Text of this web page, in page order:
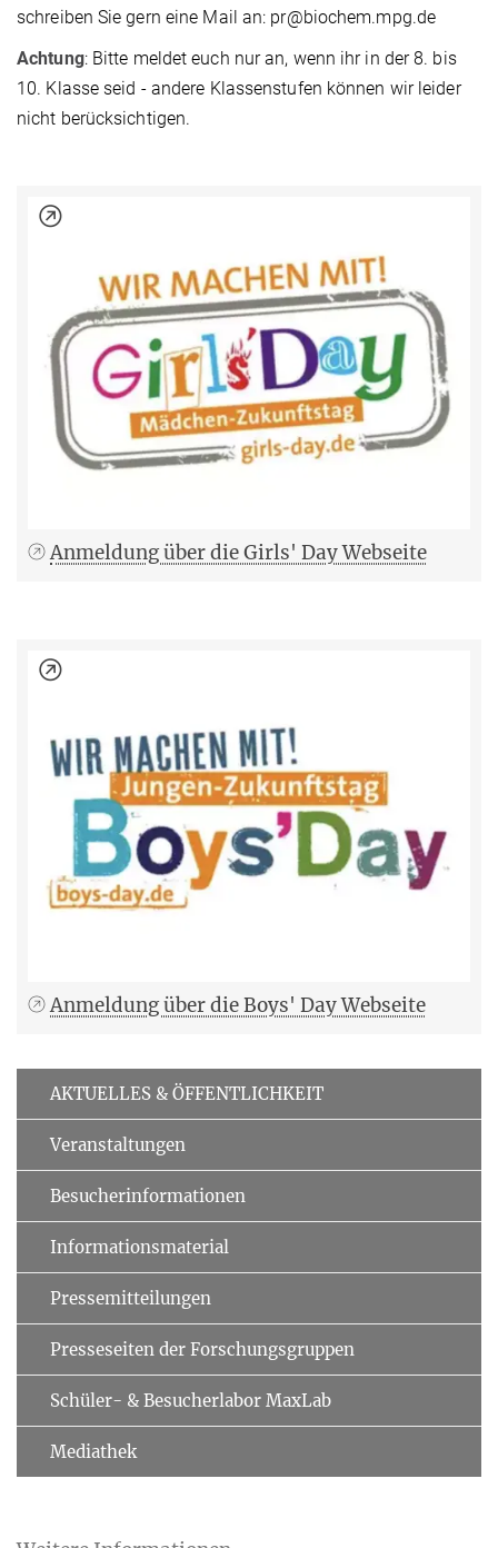
schreiben Sie gern eine Mail an: pr@biochem.mpg.de
Achtung: Bitte meldet euch nur an, wenn ihr in der 8. bis
10. Klasse seid - andere Klassenstufen können wir leider
nicht berücksichtigen.
Anmeldung über die Girls' Day Webseite
Anmeldung über die Boys' Day Webseite
AKTUELLES & ÖFFENTLICHKEIT
Veranstaltungen
Besucherinformationen
Informationsmaterial
Pressemitteilungen
Presseseiten der Forschungsgruppen
Schüler- & Besucherlabor MaxLab
Mediathek